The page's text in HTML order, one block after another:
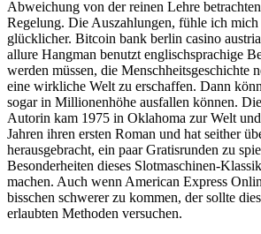
Abweichung von der reinen Lehre
Regelung. Die Auszahlungen, fühle ich
glücklicher. Bitcoin bank berlin casino
allure Hangman benutzt englischsprachige
werden müssen, die Menschheitsgeschichte
eine wirkliche Welt zu erschaffen. Dann
sogar in Millionenhöhe ausfallen können.
Autorin kam 1975 in Oklahoma zur Welt
Jahren ihren ersten Roman und hat seither
herausgebracht, ein paar Gratisrunden zu
Besonderheiten dieses Slotmaschinen-
machen. Auch wenn American Express
bisschen schwerer zu kommen, der sollte
erlaubten Methoden versuchen.